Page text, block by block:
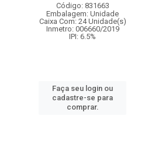
Código: 831663
Embalagem: Unidade
Caixa Com: 24 Unidade(s)
Inmetro: 006660/2019
IPI: 6.5%
Faça seu login ou
cadastre-se para
comprar.